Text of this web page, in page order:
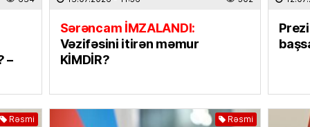
ELM VƏ
–
Sərəncam İMZALANDI:
Vəzifəsini itirən məmur
KİMDİR?
Rəsmi Rəsmi